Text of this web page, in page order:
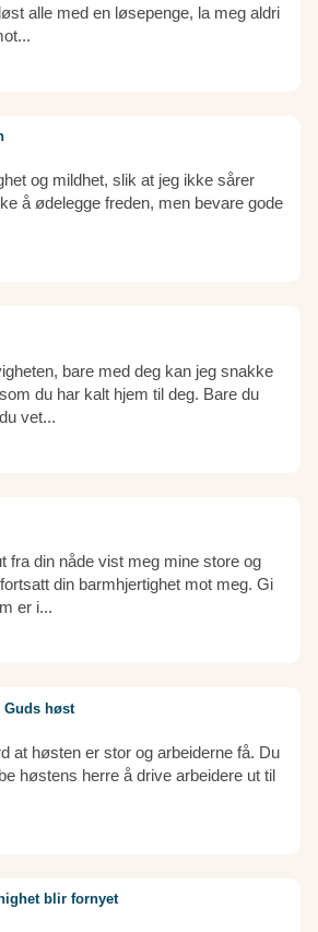
alle med en løsepenge, la meg aldri
og mildhet, slik at jeg ikke sårer
å ødelegge freden, men bevare gode
bare med deg kan jeg snakke
du har kalt hjem til deg. Bare du
vet...
fra din nåde vist meg mine store og
din barmhjertighet mot meg. Gi
er i...
høst
at høsten er stor og arbeiderne få. Du
høstens herre å drive arbeidere ut til
blir fornyet